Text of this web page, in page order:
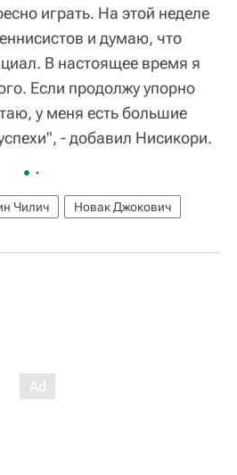
играть. На этой неделе
и думаю, что
В настоящее время я
Если продолжу упорно
у меня есть большие
- добавил Нисикори.
Чилич
Новак Джокович